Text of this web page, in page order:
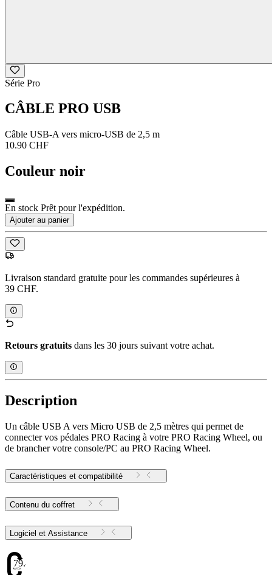
Série Pro
CÂBLE PRO USB
Câble USB-A vers micro-USB de 2,5 m
10.90 CHF
Couleur noir
En stock Prêt pour l'expédition.
Ajouter au panier
Livraison standard gratuite pour les commandes supérieures à
39 CHF.
Retours gratuits dans les 30 jours suivant votre achat.
Description
Un câble USB A vers Micro USB de 2,5 mètres qui permet de
connecter vos pédales PRO Racing à votre PRO Racing Wheel, ou
de brancher votre console/PC au PRO Racing Wheel.
Caractéristiques et compatibilité
Contenu du coffret
Logiciel et Assistance
79.48